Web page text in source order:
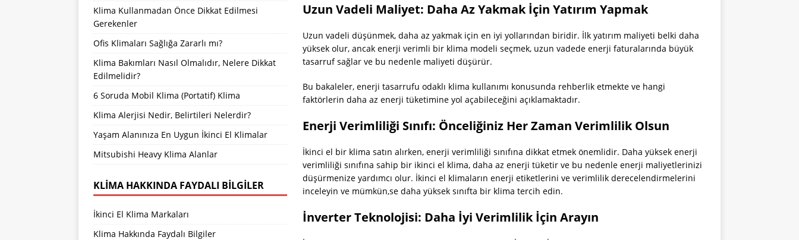
Uzun Vadeli Maliyet: Daha Az Yakmak İçin Yatırım Yapmak
Uzun vadeli düşünmek, daha az yakmak için en iyi yollarından biridir. İlk yatırım maliyeti belki daha
yüksek olur, ancak enerji verimli bir klima modeli seçmek, uzun vadede enerji faturalarında büyük
tasarruf sağlar ve bu nedenle maliyeti düşürür.
Bu bakaleler, enerji tasarrufu odaklı klima kullanımı konusunda rehberlik etmekte ve hangi
faktörlerin daha az enerji tüketimine yol açabileceğini açıklamaktadır.
Enerji Verimliliği Sınıfı: Önceliğiniz Her Zaman Verimlilik Olsun
İkinci el bir klima satın alırken, enerji verimliliği sınıfına dikkat etmek önemlidir. Daha yüksek enerji
verimliliği sınıfına sahip bir ikinci el klima, daha az enerji tüketir ve bu nedenle enerji maliyetlerinizi
düşürmenize yardımcı olur. İkinci el klimaların enerji etiketlerini ve verimlilik derecelendirmelerini
inceleyin ve mümkün,se daha yüksek sınıfta bir klima tercih edin.
İnverter Teknolojisi: Daha İyi Verimlilik İçin Arayın
Klima Kullanmadan Önce Dikkat Edilmesi
Gerekenler
Ofis Klimaları Sağlığa Zararlı mı?
Klima Bakımları Nasıl Olmalıdır, Nelere Dikkat
Edilmelidir?
6 Soruda Mobil Klima (Portatif) Klima
Klima Alerjisi Nedir, Belirtileri Nelerdir?
Yaşam Alanınıza En Uygun İkinci El Klimalar
Mitsubishi Heavy Klima Alanlar
KLIMA HAKKINDA FAYDALI BILGILER
İkinci El Klima Markaları
Klima Hakkında Faydalı Bilgiler